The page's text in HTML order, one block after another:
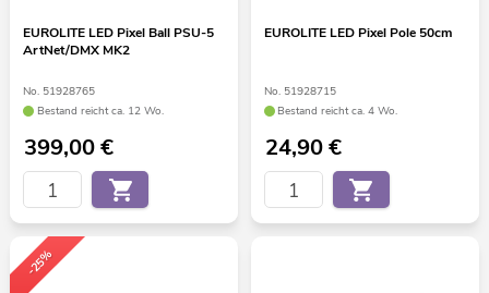
EUROLITE LED Pixel Ball PSU-5
ArtNet/DMX MK2
No. 51928765
Bestand reicht ca. 12 Wo.
399,00€
EUROLITE LED Pixel Pole 50cm
No. 51928715
Bestand reicht ca. 4 Wo.
24,90€
-25%